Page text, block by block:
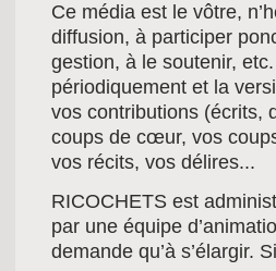
Ce média est le vôtre,
diffusion, à participer
gestion, à le soutenir,
périodiquement et la
vos contributions (écrits,
coups de cœur, vos
vos récits, vos délires...
RICOCHETS est
par une équipe
demande qu’à s’élargir.